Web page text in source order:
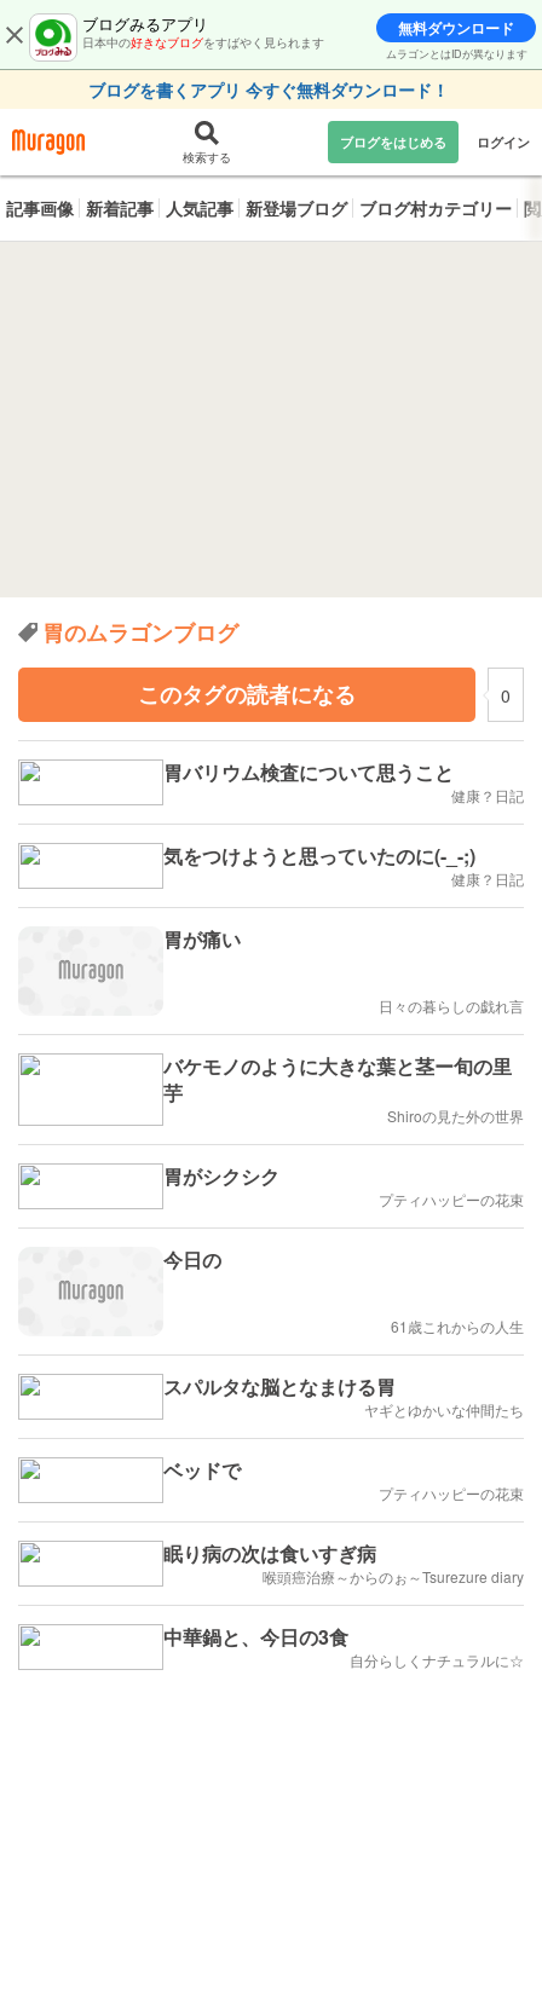
ブログみるアプリ
日本中の好きなブログをすばやく見られます
無料ダウンロード
ムラゴンとはIDが異なります
ブログを書くアプリ 今すぐ無料ダウンロード！
検索する
ブログをはじめる ログイン
記事画像 新着記事 人気記事 新登場ブログ ブログ村カテゴリー
胃のムラゴンブログ
このタグの読者になる
0
胃バリウム検査について思うこと
健康？日記
気をつけようと思っていたのに(-_-;)
健康？日記
胃が痛い
日々の暮らしの戯れ言
バケモノのように大きな葉と茎ー旬の里
芋
Shiroの見た外の世界
胃がシクシク
プティハッピーの花束
今日の
61歳これからの人生
スパルタな脳となまける胃
ヤギとゆかいな仲間たち
ベッドで
プティハッピーの花束
眠り病の次は食いすぎ病
喉頭癌治療～からのぉ～Tsurezure diary
中華鍋と、今日の3食
自分らしくナチュラルに☆